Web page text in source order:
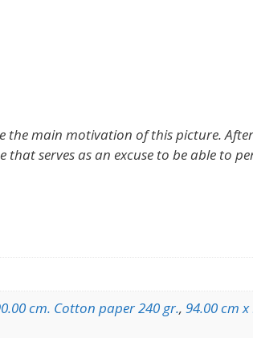
main motivation of this picture.
serves as an excuse to be able to
cm. Cotton paper 240 gr., 94.00 cm